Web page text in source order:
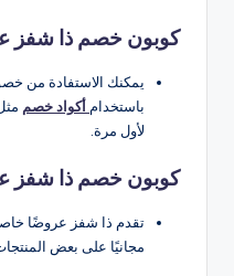
كوبون خصم ذا شفز
باستخدام أكواد خصم
لأول مرة.
كوبون خصم ذا
مجانيًا على بعض